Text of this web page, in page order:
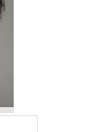
발레리 옐로우 비키니 #47